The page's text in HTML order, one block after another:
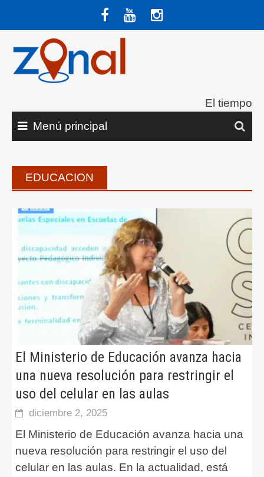
contenido
El tiempo
Menú principal
EDUCACION
El Ministerio de Educación avanza hacia
una nueva resolución para restringir el
uso del celular en las aulas
diciembre 2, 2025
El Ministerio de Educación avanza hacia una
nueva resolución para restringir el uso del
celular en las aulas. En la actualidad, está